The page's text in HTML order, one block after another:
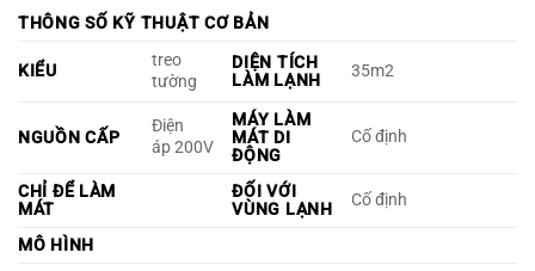
THÔNG SỐ KỸ THUẬT CƠ BẢN
KIỂU
treo
tường
DIỆN TÍCH
LÀM LẠNH
35m2
NGUỒN CẤP
Điện
áp 200V
MÁY LÀM
MÁT DI
ĐỘNG
Cố định
CHỈ ĐỂ LÀM
MÁT
ĐỐI VỚI
VÙNG LẠNH
Cố định
MÔ HÌNH